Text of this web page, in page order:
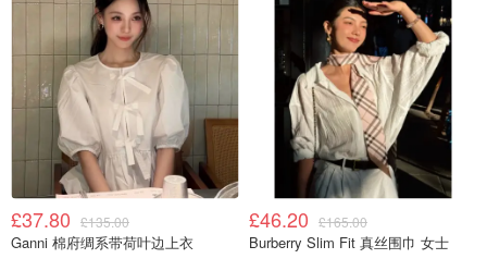
£37.80 £135.00
Ganni 棉府绸系带荷叶边上衣
£46.20 £165.00
Burberry Slim Fit 真丝围巾 女士